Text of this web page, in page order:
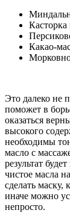
Касторка
Какао-
Это далеко не
поможет в
оказаться
высокого
необходимы
масло с
результат
чистое масла
сделать
иначе можно
непросто.